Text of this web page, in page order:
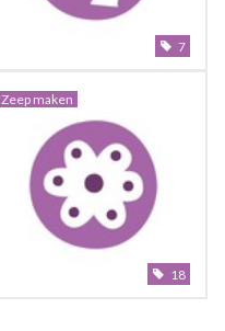
7
Zeep maken
18